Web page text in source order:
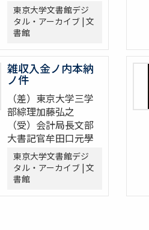
東京大学文書館デジ
タル・アーカイブ | 文
書館
雑収入金ノ内本納
ノ件
（差）東京大学三学
部綜理加藤弘之
（受）会計局長文部
大書記官牟田口元學
東京大学文書館デジ
タル・アーカイブ | 文
書館